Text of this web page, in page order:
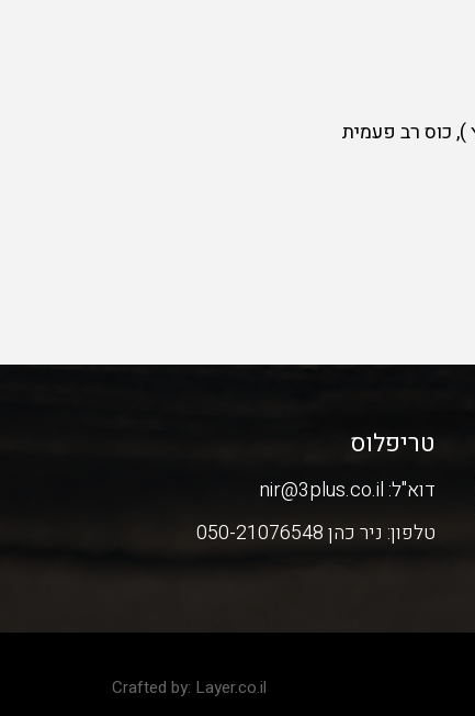
טריפלוס
דוא"ל:nir@3plus.co.il
טלפון: ניר כהן 050-21076548
Crafted by: Layer.co.il